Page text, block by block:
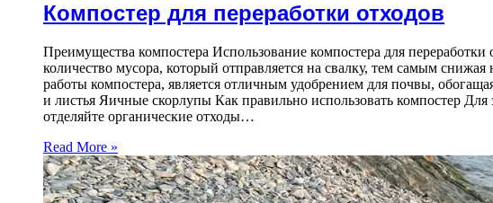
Компостер для переработки отходов
Преимущества компостера Использование компостера для
количество мусора, который отправляется на свалку, тем самым
работы компостера, является отличным удобрением для почвы,
и листья Яичные скорлупы Как правильно использовать компостер
отделяйте органические отходы…
Read More »